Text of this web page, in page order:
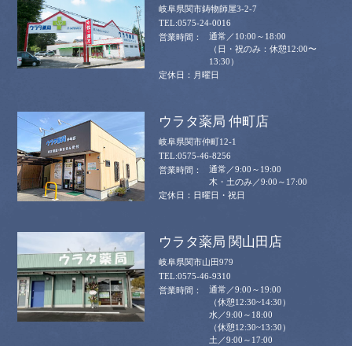
岐阜県関市鋳物師屋3-2-7
0575-24-0016
通常／10:00～18:00
（日・祝のみ：休憩12:00〜
13:30）
月曜日
ウラタ薬局 仲町店
岐阜県関市仲町12-1
0575-46-8256
通常／9:00～19:00
木・土のみ／9:00～17:00
日曜日・祝日
ウラタ薬局 関山田店
岐阜県関市山田979
0575-46-9310
通常／9:00～19:00
（休憩12:30~14:30）
水／9:00～18:00
（休憩12:30~13:30）
土／9:00～17:00